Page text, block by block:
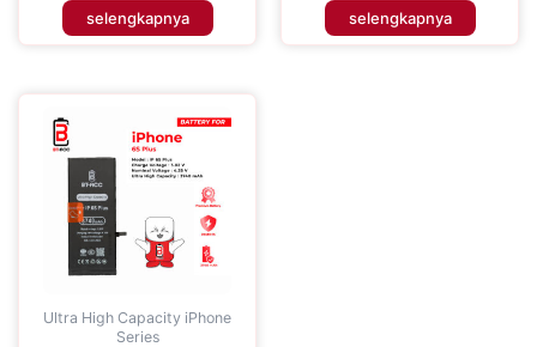
selengkapnya selengkapnya
Ultra High Capacity iPhone
Series